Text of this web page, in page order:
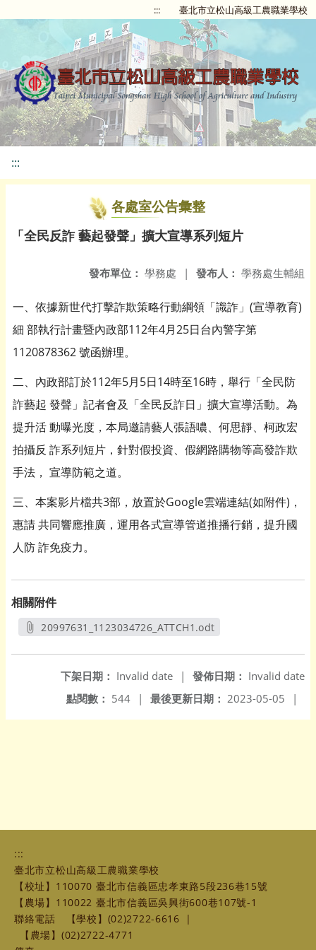
::: 臺北市立松山高級工農職業學校
:::
各處室公告彙整
「全民反詐 藝起發聲」擴大宣導系列短片
發布人： 學務處生輔組
發布單位： 學務處 |
一、依據新世代打擊詐欺策略行動綱領「識詐」(宣導教育)
細 部執行計畫暨內政部112年4月25日台內警字第
1120878362 號函辦理。
二、內政部訂於112年5月5日14時至16時，舉行「全民防
詐藝起 發聲」記者會及「全民反詐日」擴大宣導活動。為
提升活 動曝光度，本局邀請藝人張語噥、何思靜、柯政宏
拍攝反 詐系列短片，針對假投資、假網路購物等高發詐欺
手法， 宣導防範之道。
三、本案影片檔共3部，放置於Google雲端連結(如附件)，
惠請 共同響應推廣，運用各式宣導管道推播行銷，提升國
人防 詐免疫力。
相關附件
20997631_1123034726_ATTCH1.odt
發佈日期： Invalid date
下架日期： Invalid date
|
最後更新日期： 2023-05-05 |
點閱數： 544 |
:::
臺北市立松山高級工農職業學校
【校址】110070 臺北市信義區忠孝東路5段236巷15號
【農場】110022 臺北市信義區吳興街600巷107號-1
聯絡電話
【學校】(02)2722-6616
|
【農場】(02)2722-4771